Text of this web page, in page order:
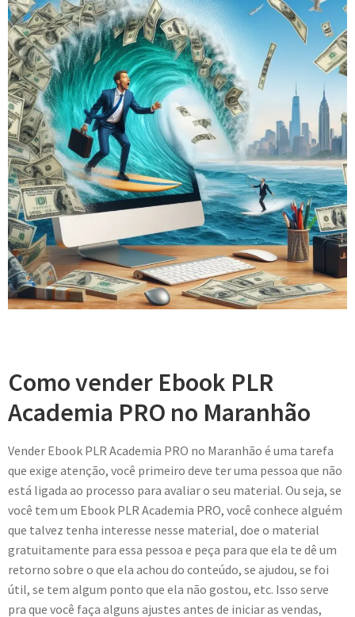
Como vender Ebook PLR
Academia PRO no Maranhão
Vender Ebook PLR Academia PRO no Maranhão é uma tarefa
que exige atenção, você primeiro deve ter uma pessoa que não
está ligada ao processo para avaliar o seu material. Ou seja, se
você tem um Ebook PLR Academia PRO, você conhece alguém
que talvez tenha interesse nesse material, doe o material
gratuitamente para essa pessoa e peça para que ela te dê um
retorno sobre o que ela achou do conteúdo, se ajudou, se foi
útil, se tem algum ponto que ela não gostou, etc. Isso serve
pra que você faça alguns ajustes antes de iniciar as vendas,